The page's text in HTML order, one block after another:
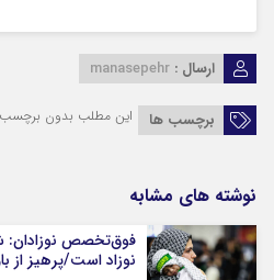
ارسال : manasepehr
برچسب ها این مطلب بدون
نوشته های مشابه
فوق‌تخصص نوزادان:
نوزاد است/پرهیز از